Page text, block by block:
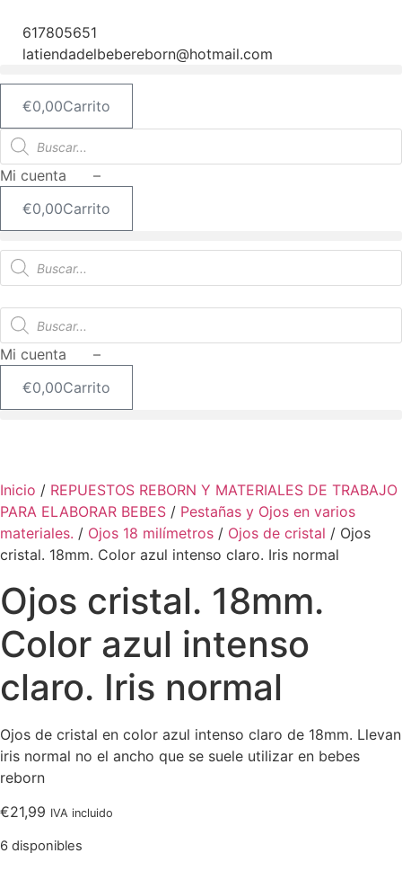
contenido
617805651
latiendadelbebereborn@hotmail.com
€0,00Carrito
Búsqueda
de
productos
Mi cuenta –
€0,00Carrito
Búsqueda
de
productos
Búsqueda
de
productos
Mi cuenta –
€0,00Carrito
Inicio / REPUESTOS REBORN Y MATERIALES DE TRABAJO
PARA ELABORAR BEBES / Pestañas y Ojos en varios
materiales. / Ojos 18 milímetros / Ojos de cristal / Ojos
cristal. 18mm. Color azul intenso claro. Iris normal
Ojos cristal. 18mm.
Color azul intenso
claro. Iris normal
Ojos de cristal en color azul intenso claro de 18mm. Llevan
iris normal no el ancho que se suele utilizar en bebes
reborn
€21,99 IVA incluido
6 disponibles